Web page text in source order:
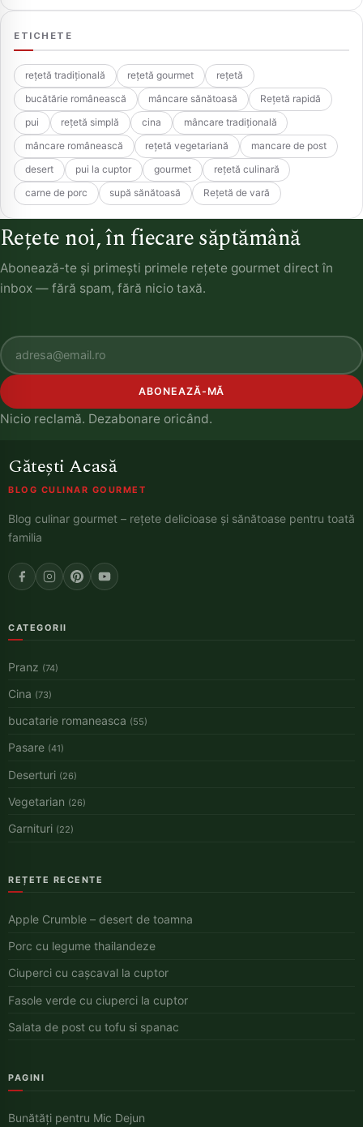
ETICHETE
rețetă tradițională rețetă gourmet
rețetă
bucătărie românească
mâncare sănătoasă
Rețetă rapidă
pui
rețetă simplă cina
mâncare tradițională
mâncare românească
rețetă vegetariană
mancare de post
desert
pui la cuptor gourmet
rețetă culinară
carne de porc
supă sănătoasă Rețetă de vară
Rețete noi, în fiecare săptămână
Abonează-te și primești primele rețete gourmet direct în
inbox — fără spam, fără nicio taxă.
ABONEAZĂ-MĂ
Nicio reclamă. Dezabonare oricând.
Gătești Acasă
BLOG CULINAR GOURMET
Blog culinar gourmet – rețete delicioase și sănătoase pentru toată
familia
CATEGORII
Pranz (74)
Cina (73)
bucatarie romaneasca (55)
Pasare (41)
Deserturi (26)
Vegetarian (26)
Garnituri (22)
REȚETE RECENTE
Apple Crumble – desert de toamna
Porc cu legume thailandeze
Ciuperci cu cașcaval la cuptor
Fasole verde cu ciuperci la cuptor
Salata de post cu tofu si spanac
PAGINI
Bunătăți pentru Mic Dejun